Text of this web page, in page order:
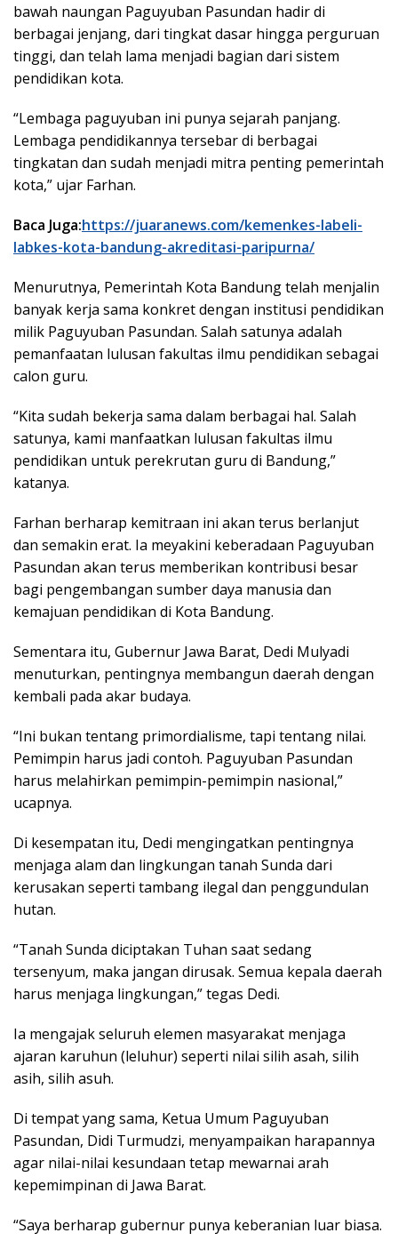
bawah naungan Paguyuban Pasundan hadir di
berbagai jenjang, dari tingkat dasar hingga perguruan
tinggi, dan telah lama menjadi bagian dari sistem
pendidikan kota.
“Lembaga paguyuban ini punya sejarah panjang.
Lembaga pendidikannya tersebar di berbagai
tingkatan dan sudah menjadi mitra penting pemerintah
kota,” ujar Farhan.
Baca Juga:https://juaranews.com/kemenkes-labeli-
labkes-kota-bandung-akreditasi-paripurna/
Menurutnya, Pemerintah Kota Bandung telah menjalin
banyak kerja sama konkret dengan institusi pendidikan
milik Paguyuban Pasundan. Salah satunya adalah
pemanfaatan lulusan fakultas ilmu pendidikan sebagai
calon guru.
“Kita sudah bekerja sama dalam berbagai hal. Salah
satunya, kami manfaatkan lulusan fakultas ilmu
pendidikan untuk perekrutan guru di Bandung,”
katanya.
Farhan berharap kemitraan ini akan terus berlanjut
dan semakin erat. Ia meyakini keberadaan Paguyuban
Pasundan akan terus memberikan kontribusi besar
bagi pengembangan sumber daya manusia dan
kemajuan pendidikan di Kota Bandung.
Sementara itu, Gubernur Jawa Barat, Dedi Mulyadi
menuturkan, pentingnya membangun daerah dengan
kembali pada akar budaya.
“Ini bukan tentang primordialisme, tapi tentang nilai.
Pemimpin harus jadi contoh. Paguyuban Pasundan
harus melahirkan pemimpin-pemimpin nasional,”
ucapnya.
Di kesempatan itu, Dedi mengingatkan pentingnya
menjaga alam dan lingkungan tanah Sunda dari
kerusakan seperti tambang ilegal dan penggundulan
hutan.
“Tanah Sunda diciptakan Tuhan saat sedang
tersenyum, maka jangan dirusak. Semua kepala daerah
harus menjaga lingkungan,” tegas Dedi.
Ia mengajak seluruh elemen masyarakat menjaga
ajaran karuhun (leluhur) seperti nilai silih asah, silih
asih, silih asuh.
Di tempat yang sama, Ketua Umum Paguyuban
Pasundan, Didi Turmudzi, menyampaikan harapannya
agar nilai-nilai kesundaan tetap mewarnai arah
kepemimpinan di Jawa Barat.
“Saya berharap gubernur punya keberanian luar biasa.